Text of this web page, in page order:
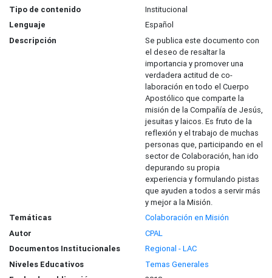
Tipo de contenido
Institucional
Lenguaje
Español
Descripción
Se publica este documento con
el deseo de resaltar la
importancia y promover una
verdadera actitud de co-
laboración en todo el Cuerpo
Apostólico que comparte la
misión de la Compañía de Jesús,
jesuitas y laicos. Es fruto de la
reflexión y el trabajo de muchas
personas que, participando en el
sector de Colaboración, han ido
depurando su propia
experiencia y formulando pistas
que ayuden a todos a servir más
y mejor a la Misión.
Temáticas
Colaboración en Misión
Autor
CPAL
Documentos Institucionales
Regional - LAC
Niveles Educativos
Temas Generales